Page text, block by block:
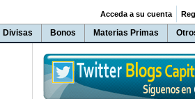
Divisas Bonos Materias Primas
Acceda a su cuenta